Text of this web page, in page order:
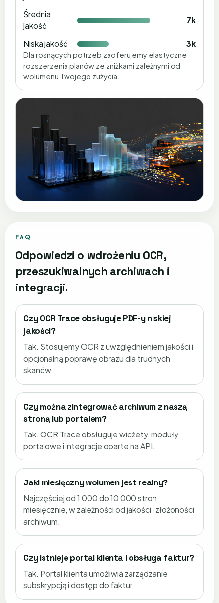
Średnia
jakość
7k
Niska jakość 3k
Dla rosnących potrzeb zaoferujemy elastyczne
rozszerzenia planów ze zniżkami zależnymi od
wolumenu Twojego zużycia.
FAQ
Odpowiedzi o wdrożeniu OCR,
przeszukiwalnych archiwach i
integracji.
Czy OCR Trace obsługuje PDF-y niskiej
jakości?
Tak. Stosujemy OCR z uwzględnieniem jakości i
opcjonalną poprawę obrazu dla trudnych
skanów.
Czy można zintegrować archiwum z naszą
stroną lub portalem?
Tak. OCR Trace obsługuje widżety, moduły
portalowe i integracje oparte na API.
Jaki miesięczny wolumen jest realny?
Najczęściej od 1 000 do 10 000 stron
miesięcznie, w zależności od jakości i złożoności
archiwum.
Czy istnieje portal klienta i obsługa faktur?
Tak. Portal klienta umożliwia zarządzanie
subskrypcją i dostęp do faktur.